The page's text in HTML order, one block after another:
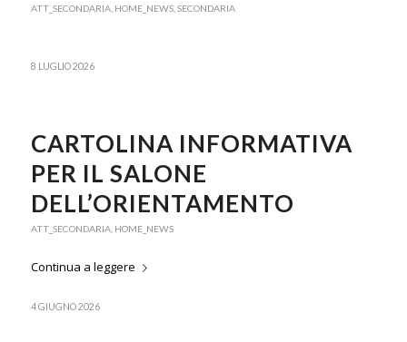
ATT_SECONDARIA, HOME_NEWS, SECONDARIA
8 LUGLIO 2026
CARTOLINA INFORMATIVA
PER IL SALONE
DELL’ORIENTAMENTO
ATT_SECONDARIA, HOME_NEWS
Continua a leggere
4 GIUGNO 2026